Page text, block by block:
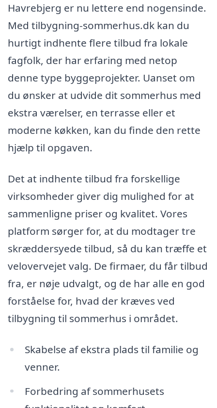
Havrebjerg er nu lettere end nogensinde.
Med tilbygning-sommerhus.dk kan du
hurtigt indhente flere tilbud fra lokale
fagfolk, der har erfaring med netop
denne type byggeprojekter. Uanset om
du ønsker at udvide dit sommerhus med
ekstra værelser, en terrasse eller et
moderne køkken, kan du finde den rette
hjælp til opgaven.
Det at indhente tilbud fra forskellige
virksomheder giver dig mulighed for at
sammenligne priser og kvalitet. Vores
platform sørger for, at du modtager tre
skræddersyede tilbud, så du kan træffe et
velovervejet valg. De firmaer, du får tilbud
fra, er nøje udvalgt, og de har alle en god
forståelse for, hvad der kræves ved
tilbygning til sommerhus i området.
Skabelse af ekstra plads til familie og
venner.
Forbedring af sommerhusets